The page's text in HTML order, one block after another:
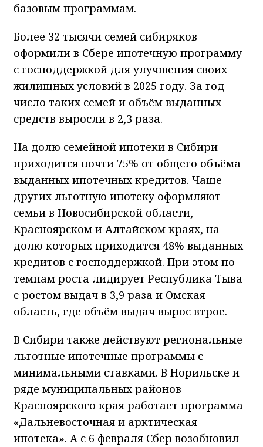
базовым программам.
Более 32 тысячи семей сибиряков
оформили в Сбере ипотечную программу
с господдержкой для улучшения своих
жилищных условий в 2025 году. За год
число таких семей и объём выданных
средств выросли в 2,3 раза.
На долю семейной ипотеки в Сибири
приходится почти 75% от общего объёма
выданных ипотечных кредитов. Чаще
других льготную ипотеку оформляют
семьи в Новосибирской области,
Красноярском и Алтайском краях, на
долю которых приходится 48% выданных
кредитов с господдержкой. При этом по
темпам роста лидирует Республика Тыва
с ростом выдач в 3,9 раза и Омская
область, где объём выдач вырос втрое.
В Сибири также действуют региональные
льготные ипотечные программы с
минимальными ставками. В Норильске и
ряде муниципальных районов
Красноярского края работает программа
«Дальневосточная и арктическая
ипотека». А с 6 февраля Сбер возобновил